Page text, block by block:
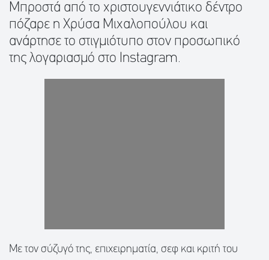
Μπροστά από το χριστουγεννιάτικο δέντρο
πόζαρε η Χρύσα Μιχαλοπούλου και
ανάρτησε το στιγμιότυπο στον προσωπικό
της λογαριασμό στο Instagram.
Με τον σύζυγό της, επιχειρηματία, σεφ και κριτή του